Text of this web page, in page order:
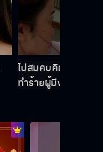
ไปสมคบคิดกับคนน
ทำร้ายผู้มีพระคุณ